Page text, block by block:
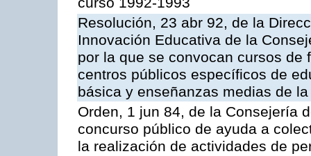
Resolución, 23 abr 92, de la
Innovación Educativa de la
por la que se convocan cursos
centros públicos específicos de
básica y enseñanzas medias de
Orden, 1 jun 84, de la Consejería
concurso público de ayuda a
la realización de actividades de